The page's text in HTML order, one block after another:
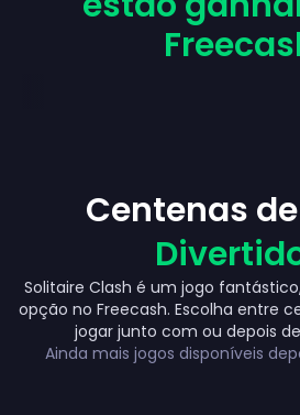
Centenas de
Solitaire Clash é um jogo
opção no Freecash. Escolha entre
jogar junto com ou depois
Up to $380
Ainda mais jogos disponíveis